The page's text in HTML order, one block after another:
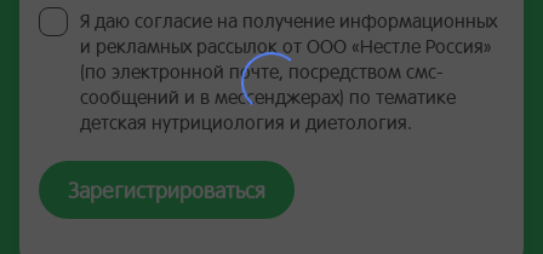
Я даю согласие на получение информационных
и рекламных рассылок от ООО «Нестле Россия»
(по электронной почте, посредством смс-
сообщений и в мессенджерах) по тематике
детская нутрициология и диетология.
Зарегистрироваться